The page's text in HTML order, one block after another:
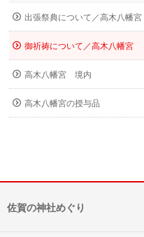
出張祭典について／高木八幡宮
御祈祷について／高木八幡宮
高木八幡宮 境内
高木八幡宮の授与品
佐賀の神社めぐり